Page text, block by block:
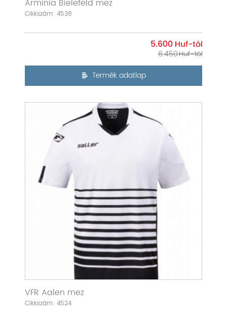
Arminia Bielefeld mez
Cikkszám: 4538
5.600
6.450
Termék adatlap
VFR Aalen mez
Cikkszám: 4524